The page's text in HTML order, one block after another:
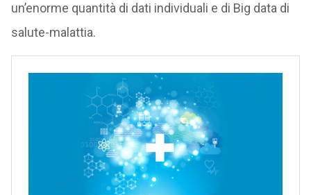
un’enorme quantità di dati individuali e di Big data di
salute-malattia.